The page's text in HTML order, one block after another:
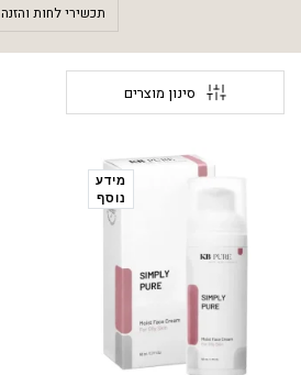
תכשירי לחות והזנה
סינון מוצרים
מידע
נוסף